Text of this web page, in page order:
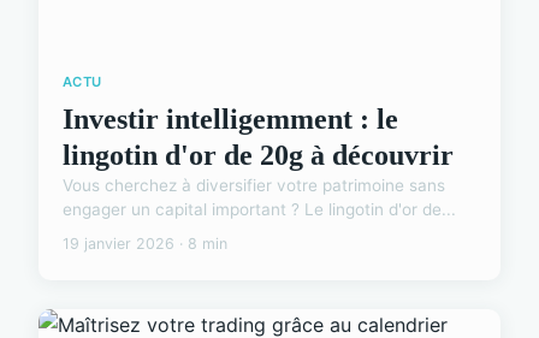
ACTU
Investir intelligemment : le
lingotin d'or de 20g à découvrir
Vous cherchez à diversifier votre patrimoine sans
engager un capital important ? Le lingotin d'or de...
19 janvier 2026 · 8 min